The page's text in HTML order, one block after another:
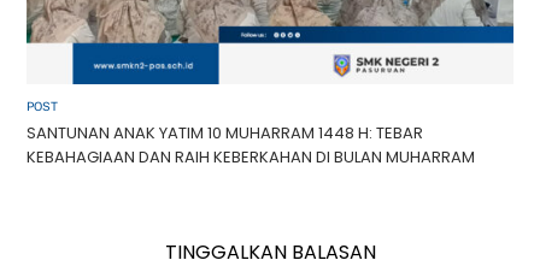
POST
SANTUNAN ANAK YATIM 10 MUHARRAM 1448 H: TEBAR
KEBAHAGIAAN DAN RAIH KEBERKAHAN DI BULAN MUHARRAM
TINGGALKAN BALASAN